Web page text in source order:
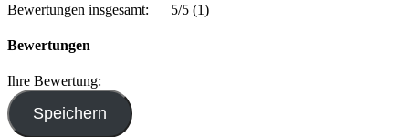
Bewertungen insgesamt: 5/5 (1)
Bewertungen
Ihre Bewertung: